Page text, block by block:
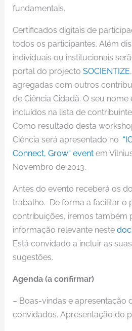
fundamentais.
Certificados digitais de
todos os participantes. Além
individuais ou institucionais
portal do projecto SOCIENTIZE
agregadas com outros
de Ciência Cidadã. O seu nome
incluídos na lista de
Como resultado desta
Ciência será apresentado no
Connect, Grow” eventem
Novembro de 2013.
Antes do evento receberá os
trabalho. De forma a facilitar o
contribuições, iremos também
informação relevante neste
Está convidado a incluir as
sugestões.
Agenda (a confirmar)
– Boas-vindas e apresentação
convidados. Apresentação do